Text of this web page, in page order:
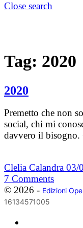
Close search
Tag: 2020
2020
Premetto che non
social, chi mi
davvero il
Clelia Calandra 03/
7 Comments
© 2026 - Edizioni
16134571005